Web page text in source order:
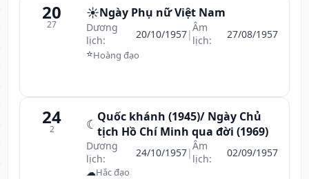
20
27
☀️Ngày Phụ nữ Việt Nam
Dương
lịch:
20/10/1957|Âm
lịch:
27/08/1957
⭐Hoàng đạo
24
2 ☾ Quốc khánh (1945)/ Ngày Chủ
tịch Hồ Chí Minh qua đời (1969)
Dương
lịch:
24/10/1957|Âm
lịch:
02/09/1957
☁Hắc đạo